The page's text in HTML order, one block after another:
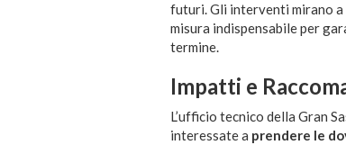
futuri. Gli interventi mirano a
misura indispensabile per
termine.
Impatti e
L’ufficio tecnico della Gran
interessate a prendere le